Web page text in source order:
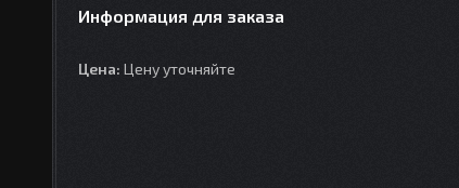
Информация для заказа
Цена: Цену уточняйте